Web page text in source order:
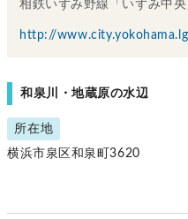
相鉄いずみ野線「いずみ中
http://
和泉川・地蔵原の水辺
所在地
横浜市泉区和泉町3620